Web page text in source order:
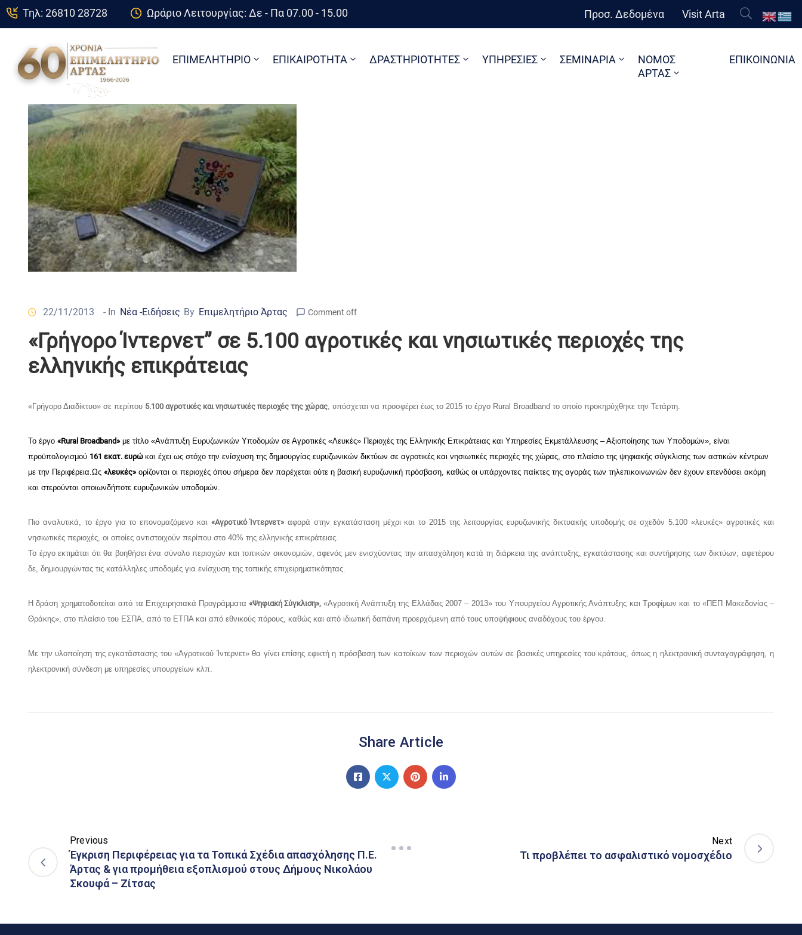
Τηλ: 26810 28728 Ωράριο Λειτουργίας: Δε - Πα 07.00 - 15.00 Προσ. Δεδομένα Visit Arta
ΕΠΙΜΕΛΗΤΗΡΙΟ ΕΠΙΚΑΙΡΟΤΗΤΑ ΔΡΑΣΤΗΡΙΟΤΗΤΕΣ ΥΠΗΡΕΣΙΕΣ ΣΕΜΙΝΑΡΙΑ
ΝΟΜΟΣ
ΑΡΤΑΣ
ΕΠΙΚΟΙΝΩΝΙΑ
22/11/2013 - In Νέα -Ειδήσεις By Επιμελητήριο Άρτας Comment off
«Γρήγορο Ίντερνετ” σε 5.100 αγροτικές και νησιωτικές περιοχές της
ελληνικής επικράτειας
«Γρήγορο Διαδίκτυο» σε περίπου 5.100 αγροτικές και νησιωτικές περιοχές της χώρας , υπόσχεται να προσφέρει έως το 2015 το έργο Rural Broadband το οποίο προκηρύχθηκε την Τετάρτη.
Το έργο «Rural Broadband» με τίτλο «Ανάπτυξη Ευρυζωνικών Υποδομών σε Αγροτικές «Λευκές» Περιοχές της Ελληνικής Επικράτειας και Υπηρεσίες Εκμετάλλευσης – Αξιοποίησης των Υποδομών», είναι
προϋπολογισμού 161 εκατ. ευρώ και έχει ως στόχο την ενίσχυση της δημιουργίας ευρυζωνικών δικτύων σε αγροτικές και νησιωτικές περιοχές της χώρας, στο πλαίσιο της ψηφιακής σύγκλισης των αστικών κέντρων
με την Περιφέρεια. Ως «λευκές» ορίζονται οι περιοχές όπου σήμερα δεν παρέχεται ούτε η βασική ευρυζωνική πρόσβαση, καθώς οι υπάρχοντες παίκτες της αγοράς των τηλεπικοινωνιών δεν έχουν επενδύσει ακόμη
και στερούνται οποιωνδήποτε ευρυζωνικών υποδομών.
Πιο αναλυτικά, το έργο για το επονομαζόμενο και«Αγροτικό Ίντερνετ» αφορά στην εγκατάσταση μέχρι και το 2015 της λειτουργίας ευρυζωνικής δικτυακής υποδομής σε σχεδόν 5.100 «λευκές» αγροτικές και
νησιωτικές περιοχές, οι οποίες αντιστοιχούν περίπου στο 40% της ελληνικής επικράτειας.
Το έργο εκτιμάται ότι θα βοηθήσει ένα σύνολο περιοχών και τοπικών οικονομιών, αφενός μεν ενισχύοντας την απασχόληση κατά τη διάρκεια της ανάπτυξης, εγκατάστασης και συντήρησης των δικτύων, αφετέρου
δε, δημιουργώντας τις κατάλληλες υποδομές για ενίσχυση της τοπικής επιχειρηματικότητας.
Η δράση χρηματοδοτείται από τα Επιχειρησιακά Προγράμματα «Ψηφιακή Σύγκλιση», «Αγροτική Ανάπτυξη της Ελλάδας 2007 – 2013» του Υπουργείου Αγροτικής Ανάπτυξης και Τροφίμων και το «ΠΕΠ Μακεδονίας –
Θράκης», στο πλαίσιο του ΕΣΠΑ, από το ΕΤΠΑ και από εθνικούς πόρους, καθώς και από ιδιωτική δαπάνη προερχόμενη από τους υποψήφιους αναδόχους του έργου.
Με την υλοποίηση της εγκατάστασης του «Αγροτικού Ίντερνετ» θα γίνει επίσης εφικτή η πρόσβαση των κατοίκων των περιοχών αυτών σε βασικές υπηρεσίες του κράτους, όπως η ηλεκτρονική συνταγογράφηση, η
ηλεκτρονική σύνδεση με υπηρεσίες υπουργείων κλπ.
Share Article
Previous
Έγκριση Περιφέρειας για τα Τοπικά Σχέδια απασχόλησης Π.Ε.
Άρτας & για προμήθεια εξοπλισμού στους Δήμους Νικολάου
Σκουφά – Ζίτσας
Next
Τι προβλέπει το ασφαλιστικό νομοσχέδιο